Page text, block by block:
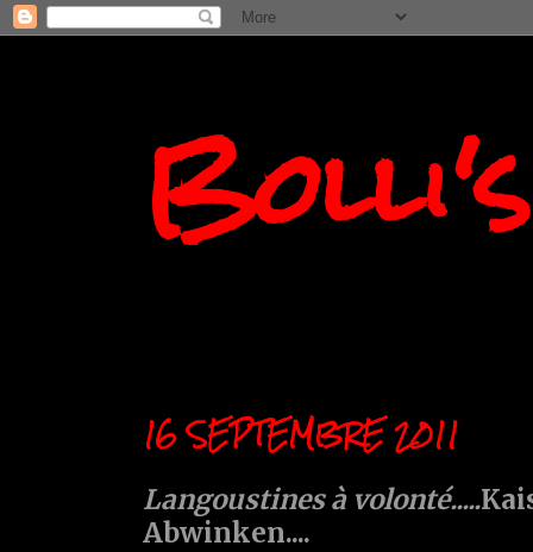
16 SEPTEMBRE 2011
Langoustines à volonté.....
Abwinken....